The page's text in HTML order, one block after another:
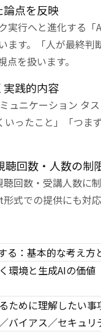
論点を反映
実行へと進化する
ます。「人が最終
を扱います。
実践的内容
ュニケーション タ
いったこと」「つ
回数・人数の制
回数・受講人数に
式での提供にも対
る：基本的な考え方
環境と生成AIの価
ために理解したい
バイアス／セキュリ